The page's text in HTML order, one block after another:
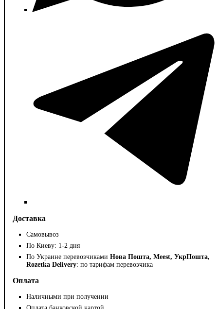
Доставка
Самовывоз
По Киеву: 1-2 дня
По Украине перевозчиками Нова Пошта, Meest, УкрПошта,
Rozetka Delivery: по тарифам перевозчика
Оплата
Наличными при получении